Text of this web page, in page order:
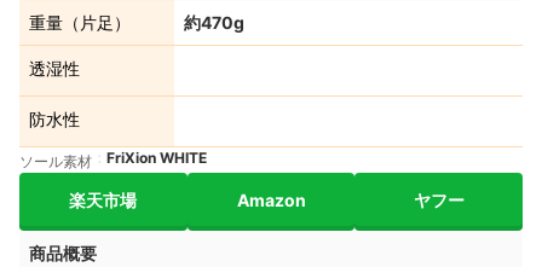
重量（片足） 約470g
透湿性
防水性
ソール素材 FriXion WHITE
楽天市場 Amazon ヤフー
商品概要